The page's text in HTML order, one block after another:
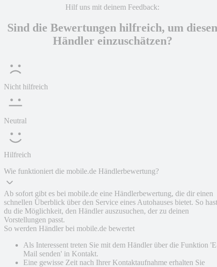
Hilf uns mit deinem Feedback:
Sind die Bewertungen hilfreich, um diesen
Händler einzuschätzen?
Nicht hilfreich
Neutral
Hilfreich
Wie funktioniert die mobile.de Händlerbewertung?
Ab sofort gibt es bei mobile.de eine Händlerbewertung, die dir einen
schnellen Überblick über den Service eines Autohauses bietet. So hast
du die Möglichkeit, den Händler auszusuchen, der zu deinen
Vorstellungen passt.
So werden Händler bei mobile.de bewertet
Als Interessent treten Sie mit dem Händler über die Funktion
Mail senden' in Kontakt.
Eine gewisse Zeit nach Ihrer Kontaktaufnahme erhalten Sie